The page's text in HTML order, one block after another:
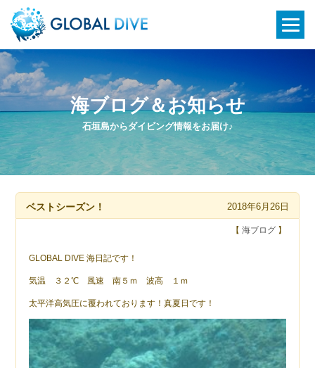
石垣島からダイビング情報をお届け♪
海ブログ＆お知らせ
ベストシーズン！ 2018年6月26日
【 海ブログ】
GLOBAL DIVE 海日記です！
気温 ３２℃ 風速 南５ｍ 波高 １ｍ
太平洋高気圧に覆われております！真夏日です！